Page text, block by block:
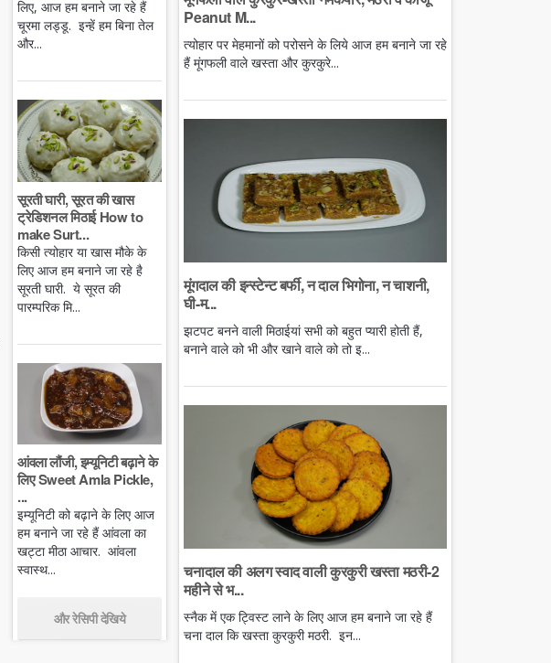
लिए, आज हम बनाने जा रहे हैं
चूरमा लड्डू. इन्हें हम बिना तेल
और...
सूरती घारी, सूरत की खास
ट्रेडिशनल मिठाई How to
make Surt...
किसी त्योहार या खास मौके के
लिए आज हम बनाने जा रहे है
सूरती घारी. ये सूरत की
पारम्परिक मि...
आंवला लौंजी, इम्यूनिटी बढ़ाने के
लिए Sweet Amla Pickle,
...
इम्यूनिटी को बढ़ाने के लिए आज
हम बनाने जा रहे हैं आंवला का
खट्टा मीठा आचार. आंवला
स्वास्थ...
और रेसिपी देखिये
Peanut M...
त्योहार पर मेहमानों को परोसने के लिये आज हम बनाने जा रहे
हैं मूंगफली वाले खस्ता और कुरकुरे...
मूंगदाल की इन्स्टेन्ट बर्फी, न दाल भिगोना, न चाशनी,
घी-म...
झटपट बनने वाली मिठाईयां सभी को बहुत प्यारी होती हैं,
बनाने वाले को भी और खाने वाले को तो इ...
चनादाल की अलग स्वाद वाली कुरकुरी खस्ता मठरी-2
महीने से भ...
स्नैक में एक ट्विस्ट लाने के लिए आज हम बनाने जा रहे हैं
चना दाल कि खस्ता कुरकुरी मठरी. इन...